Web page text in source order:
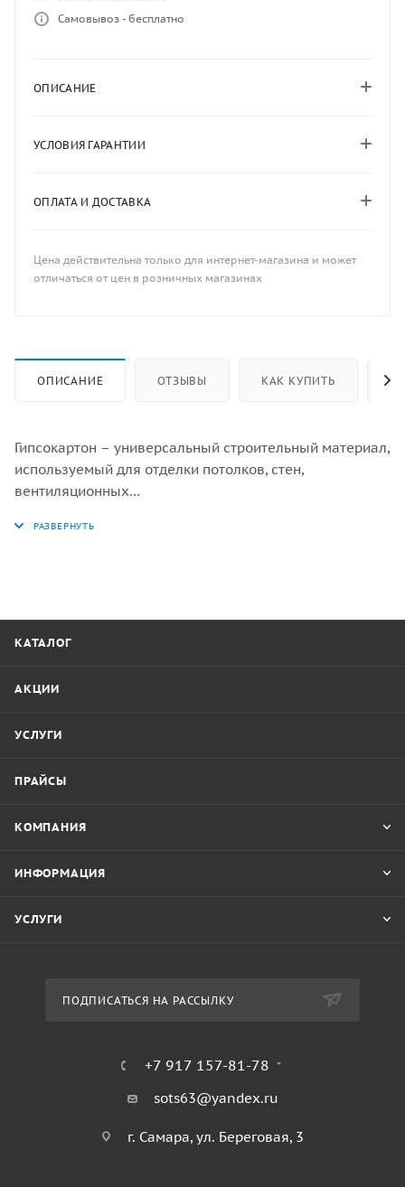
Самовывоз - бесплатно
ОПИСАНИЕ
УСЛОВИЯ ГАРАНТИИ
ОПЛАТА И ДОСТАВКА
Цена действительна только для интернет-магазина и может
отличаться от цен в розничных магазинах
ОПИСАНИЕ ОТЗЫВЫ КАК КУПИТЬ
Гипсокартон – универсальный строительный материал,
используемый для отделки потолков, стен,
вентиляционных
возведения разнообразных конструкций.
КАТАЛОГ
АКЦИИ
УСЛУГИ
ПРАЙСЫ
КОМПАНИЯ
ИНФОРМАЦИЯ
УСЛУГИ
ПОДПИСАТЬСЯ НА РАССЫЛКУ
+7 917 157-81-78
sots63@yandex.ru
г. Самара, ул. Береговая, 3